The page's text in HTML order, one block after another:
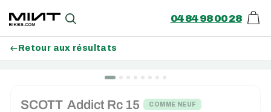
contenu
Recherche 04 84 98 00 28
Retour aux résultats
SCOTT Addict Rc 15 COMME NEUF